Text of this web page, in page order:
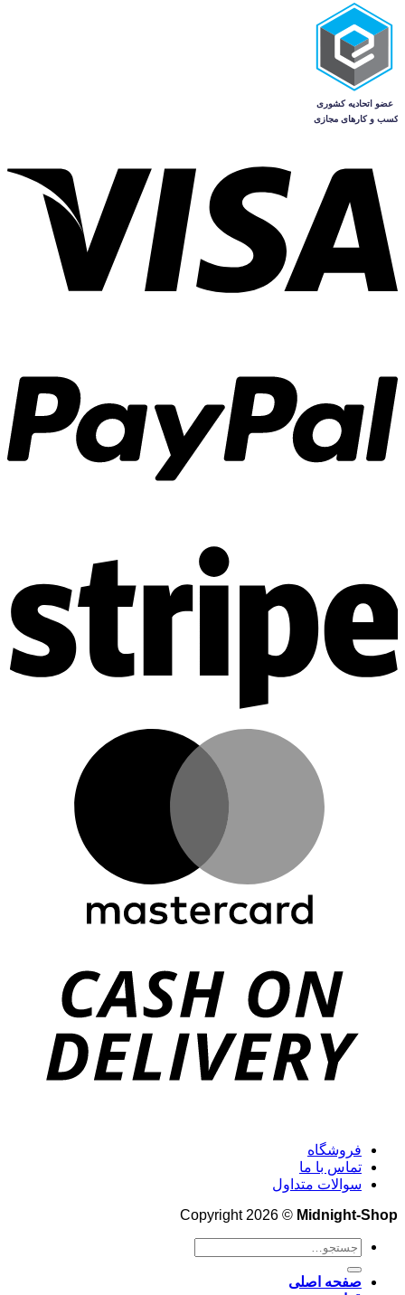
فروشگاه
تماس با ما
سوالات متداول
Copyright 2026 © Midnight-Shop
جستجو
صفحه اصلی